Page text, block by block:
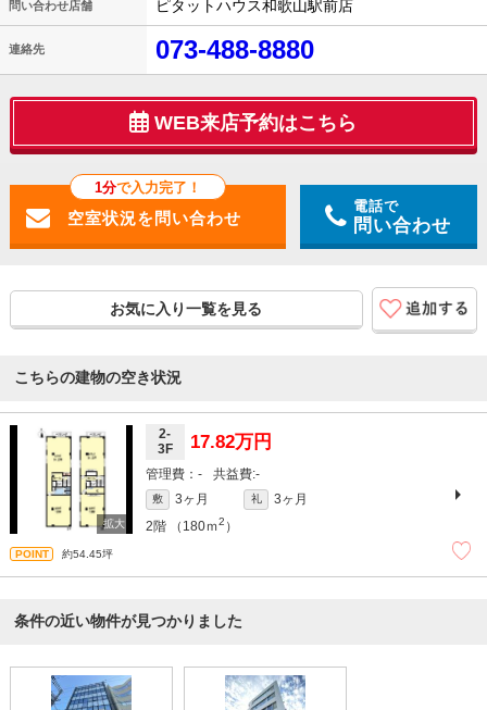
問い合わせ店舗 ピタットハウス和歌山駅前店
連絡先 073-488-8880
WEB来店予約はこちら
1分で入力完了！
電話で
問い合わせ
お気に入り一覧を見る
こちらの建物の空き状況
2-
3F
17.82万円
- -
敷 3ヶ月 礼
3ヶ月
2階
（180ｍ2 ）
約54.45坪
条件の近い物件が見つかりました